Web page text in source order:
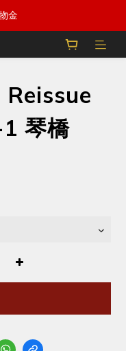
金
琴橋